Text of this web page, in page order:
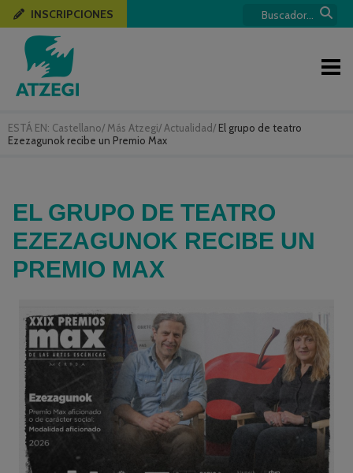
ESTÁ EN: Castellano/ Más Atzegi/ Actualidad/ El grupo de teatro
Ezezagunok recibe un Premio Max
INSCRIPCIONES
EL GRUPO DE TEATRO
EZEZAGUNOK RECIBE UN
PREMIO MAX